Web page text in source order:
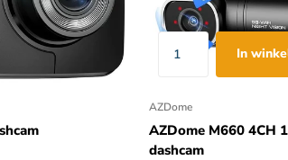
In
AZDome
AZDome M660 4CH
dashcam